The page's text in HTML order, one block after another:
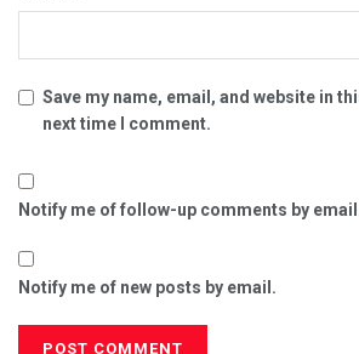
Save my name, email, and website in
next time I comment.
Notify me of follow-up comments by
Notify me of new posts by email.